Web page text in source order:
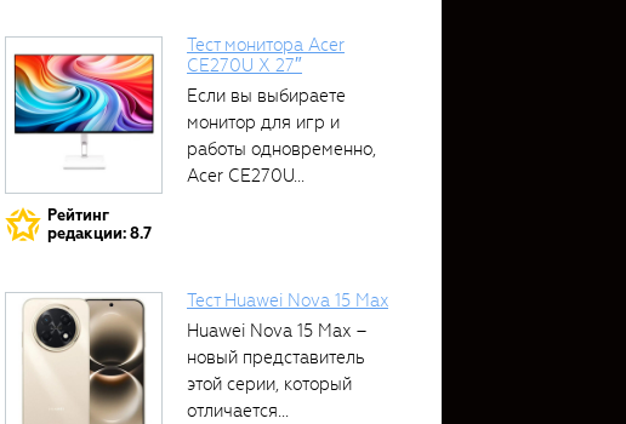
Рейтинг
редакции: 8.7
Тест монитора Acer
CE270U X 27″
Если вы выбираете
монитор для игр и
работы одновременно,
Acer CE270U...
Тест Huawei Nova 15 Max
Huawei Nova 15 Max –
новый представитель
этой серии, который
отличается...